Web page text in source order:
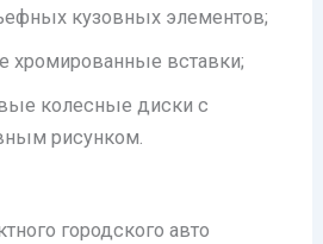
кузовных элементов;
хромированные вставки;
колесные диски с
рисунком.
городского авто